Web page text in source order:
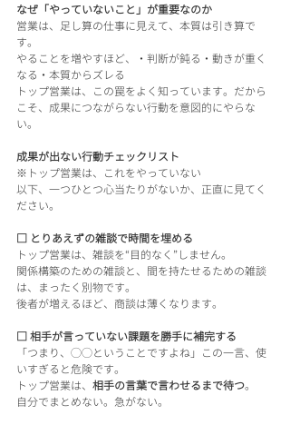
なぜ「やっていないこと」が重要なのか
営業は、足し算の仕事に見えて、本質は引き算で
す。
やることを増やすほど、・判断が鈍る・動きが重く
なる・本質からズレる
トップ営業は、この罠をよく知っています。だから
こそ、成果につながらない行動を意図的にやらな
い。
成果が出ない行動チェックリスト
※トップ営業は、これをやっていない
以下、一つひとつ心当たりがないか、正直に見てく
ださい。
□ とりあえずの雑談で時間を埋める
トップ営業は、雑談を“目的なく”しません。
関係構築のための雑談と、間を持たせるための雑談
は、まったく別物です。
後者が増えるほど、商談は薄くなります。
□ 相手が言っていない課題を勝手に補完する
「つまり、◯◯ということですよね」この一言、使
いすぎると危険です。
トップ営業は、 相手の言葉で言わせるまで待つ。
自分でまとめない。急がない。